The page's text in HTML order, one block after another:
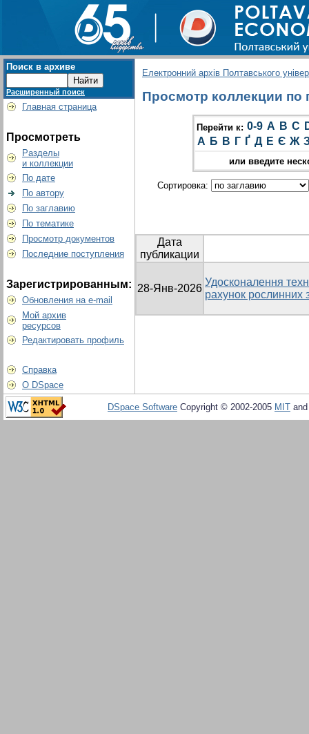
Поиск в архиве
Расширенный поиск
Главная страница
Просмотреть
Разделы
и коллекции
По дате
По автору
По заглавию
По тематике
Просмотр документов
Последние поступления
Зарегистрированным:
Обновления на e-mail
Мой архив
ресурсов
Редактировать профиль
Справка
О DSpace
Електронний архів Полтавського
Просмотр коллекции по
Перейти к: 0-9 A B C
А Б В Г Ґ Д Е Є Ж
или введите
Сортировка:
Дата
публикации
28-Янв-2026
Удосконалення
рахунок рослинних
DSpace Software Copyright © 2002-2005 MIT